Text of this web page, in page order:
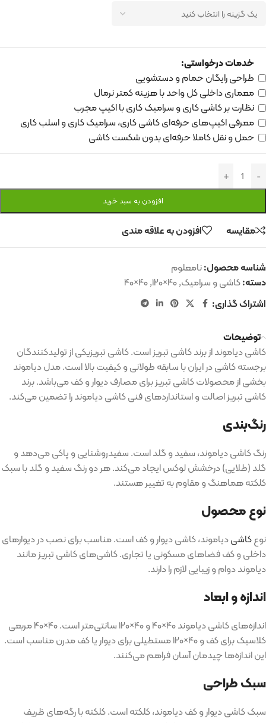
خدمات درخواستی:
طراحی رایگان حمام و دستشویی
معماری داخلی کل واحد با هزینه کمتر نرمال
نظارت بر کاشی کاری و سرامیک کاری با اکیپ مجرب
معرفی اکیپ‌های حرفه‌ای کاشی کاری، سرامیک کاری و اسلب کاری
حمل و نقل کاملا حرفه‌ای بدون شکست کاشی
افزودن به سبد خرید
مقایسه افزودن به علاقه مندی
شناسه محصول:نامعلوم
دسته:کاشی و سرامیک,۴۰×۱۲۰ ,۴۰×۴۰
اشتراک گذاری:
توضیحات
کاشی دیاموند از برند کاشی تبریز است.کاشی تبریزیکی از تولیدکنندگان
برجسته کاشی در ایران با سابقه طولانی و کیفیت بالا است.مدل دیاموند
بخشی از محصولات کاشی تبریز برای مصارف دیوار و کف می‌باشد.برند
کاشی تبریز اصالت و استانداردهای فنی کاشی دیاموند را تضمین می‌کند.
رنگ‌بندی
رنگ کاشی دیاموند، سفید و گلد است.سفیدروشنایی و پاکی می‌دهد و
گلد(طلایی)درخشش لوکس ایجاد می‌کند.هر دو رنگ سفید و گلد با سبک
کلکته هماهنگ و مقاوم به تغییر هستند.
نوع محصول
نوعکاشیدیاموند، کاشی دیوار و کف است.مناسب برای نصب در دیوارهای
داخلی و کف فضاهای مسکونی یا تجاری.کاشی‌های کاشی تبریز مانند
دیاموند دوام و زیبایی لازم را دارند.
اندازه و ابعاد
اندازه‌های کاشی دیاموند ۴۰ ×۴۰ و ۴۰ ×۱۲۰ سانتی‌متر است .۴۰×
۴۰ مربعی
کلاسیک برای کف و ۴۰
×۱۲۰ مستطیلی برای دیوار یا کف مدرن مناسب است
.
این اندازه‌ها چیدمان آسان فراهم می‌کنند.
سبک طراحی
سبک کاشی دیوار و کف دیاموند، کلکته است.کلکته با رگه‌های ظریف